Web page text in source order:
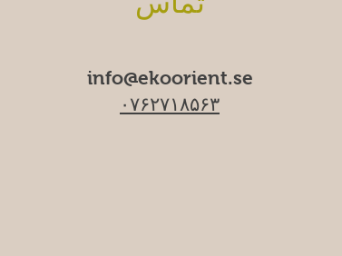
info@ekoorient.se
۰۷۶۲۷۱۸۵۶۳